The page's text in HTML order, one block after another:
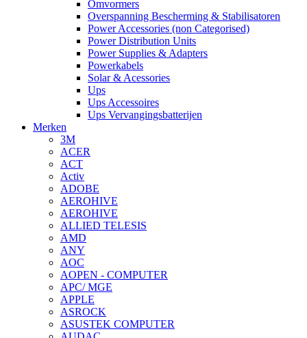
Omvormers
Overspanning Bescherming & Stabilisatoren
Power Accessories (non Categorised)
Power Distribution Units
Power Supplies & Adapters
Powerkabels
Solar & Acessories
Ups
Ups Accessoires
Ups Vervangingsbatterijen
Merken
3M
ACER
ACT
Activ
ADOBE
AEROHIVE
AEROHIVE
ALLIED TELESIS
AMD
ANY
AOC
AOPEN - COMPUTER
APC/ MGE
APPLE
ASROCK
ASUSTEK COMPUTER